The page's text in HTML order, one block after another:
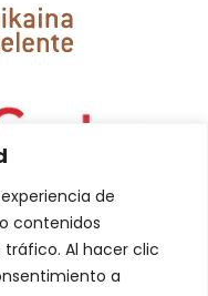
de
contenidos
tráfico. Al hacer clic
a